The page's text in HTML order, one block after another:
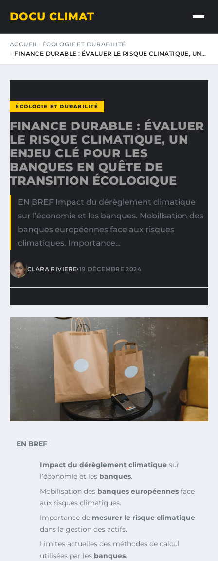
DOCU CLIMAT
ACCUEIL
ÉCOLOGIE ET DURABILITÉ
FINANCE DURABLE : ÉVALUER LE RISQUE CLIMATIQUE, UN…
ÉCOLOGIE ET DURABILITÉ
FINANCE DURABLE : ÉVALUER
LE RISQUE CLIMATIQUE, UN
ENJEU CLÉ POUR LES
BANQUES EN QUÊTE DE
TRANSITION ÉCOLOGIQUE
EN BREF Impact du dérèglement climatique
sur l’économie et les banques. Mobilisation des
banques européennes face aux risques
climatiques. Importance…
CLARA RIVIERE•19 DÉCEMBRE 2024
EN BREF
Impact du dérèglement climatique sur
l’économie et les banques.
Mobilisation des banques européennes face
aux risques climatiques.
Importance de mesurer le risque climatique
dans la gestion des actifs.
Limites actuelles des méthodes de calcul
utilisées par les banques.